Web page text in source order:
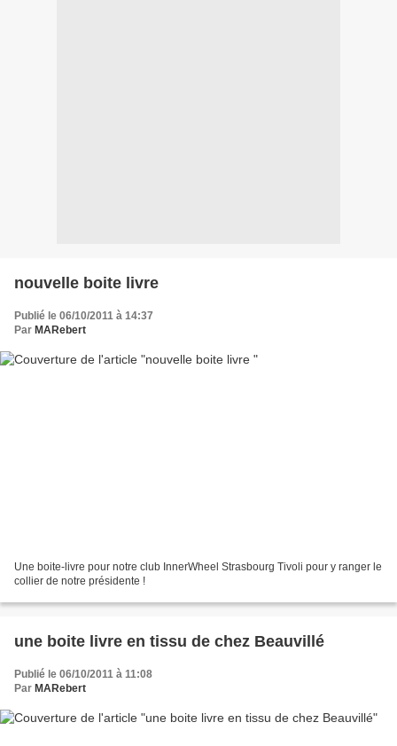
nouvelle boite livre
Publié le 06/10/2011 à 14:37
Par MARebert
Une boite-livre pour notre club InnerWheel Strasbourg Tivoli pour y ranger le
collier de notre présidente !
une boite livre en tissu de chez Beauvillé
Publié le 06/10/2011 à 11:08
Par MARebert